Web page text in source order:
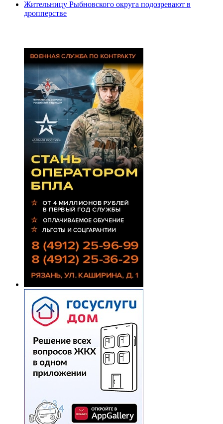
Жительницу Рыбновского округа подозревают в
дропперстве